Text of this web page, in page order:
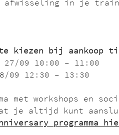
afwisseling in je
kiezen bij aankoop
27/09 10:00 – 11:00
09 12:30 – 13:30
met workshops en
dat je altijd kunt
programma